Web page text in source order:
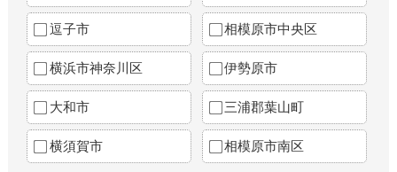
逗子市 相模原市中央区
横浜市神奈川区 伊勢原市
大和市 三浦郡葉山町
横須賀市 相模原市南区